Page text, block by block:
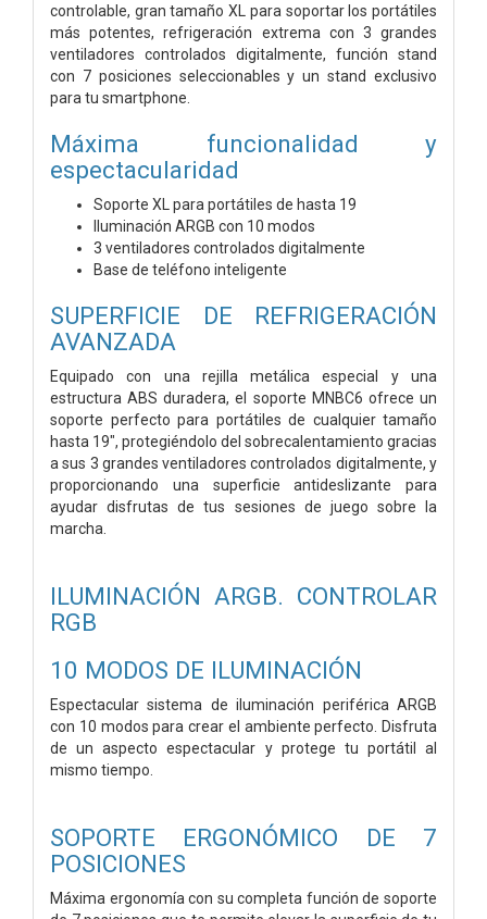
controlable, gran tamaño XL para soportar los portátiles
más potentes, refrigeración extrema con 3 grandes
ventiladores controlados digitalmente, función stand
con 7 posiciones seleccionables y un stand exclusivo
para tu smartphone.
Máxima funcionalidad y
espectacularidad
Soporte XL para portátiles de hasta 19
Iluminación ARGB con 10 modos
3 ventiladores controlados digitalmente
Base de teléfono inteligente
SUPERFICIE DE REFRIGERACIÓN
AVANZADA
Equipado con una rejilla metálica especial y una
estructura ABS duradera, el soporte MNBC6 ofrece un
soporte perfecto para portátiles de cualquier tamaño
hasta 19", protegiéndolo del sobrecalentamiento gracias
a sus 3 grandes ventiladores controlados digitalmente, y
proporcionando una superficie antideslizante para
ayudar disfrutas de tus sesiones de juego sobre la
marcha.
ILUMINACIÓN ARGB. CONTROLAR
RGB
10 MODOS DE ILUMINACIÓN
Espectacular sistema de iluminación periférica ARGB
con 10 modos para crear el ambiente perfecto. Disfruta
de un aspecto espectacular y protege tu portátil al
mismo tiempo.
SOPORTE ERGONÓMICO DE 7
POSICIONES
Máxima ergonomía con su completa función de soporte